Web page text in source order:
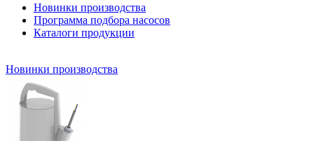
Новинки производства
Программа подбора насосов
Каталоги продукции
Новинки производства